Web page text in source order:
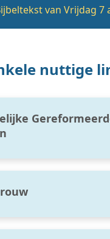
van Vrijdag 7
nuttige